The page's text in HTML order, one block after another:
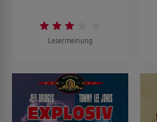
Lesermeinung